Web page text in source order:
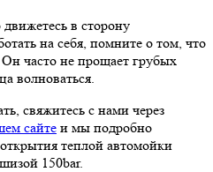
в сторону
на себя, помните о том, что
часто не прощает грубых
волноваться.
свяжитесь с нами через
сайте и мы подробно
теплой автомойки
150bar.